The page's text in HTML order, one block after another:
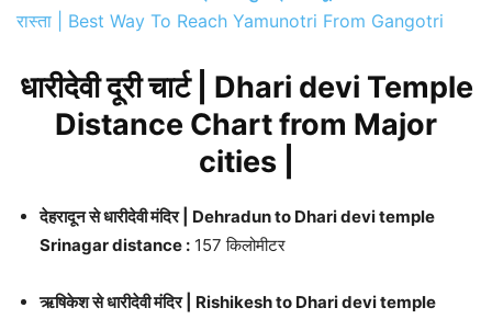
रास्ता | Best Way To Reach Yamunotri From Gangotri
धारीदेवी दूरी चार्ट | Dhari devi Temple
Distance Chart from Major
cities |
देहरादून से धारीदेवी मंदिर | Dehradun to Dhari devi temple
Srinagar distance : 157 किलोमीटर
ऋषिकेश से धारीदेवी मंदिर | Rishikesh to Dhari devi temple